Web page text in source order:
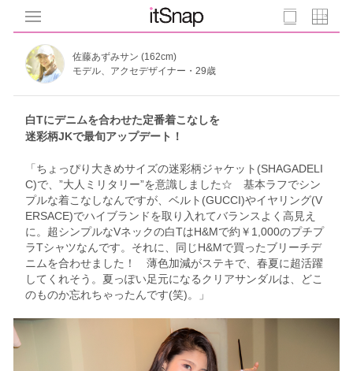
佐藤あずみサン (162cm)
モデル、アクセデザイナー・29歳
白Tにデニムを合わせた定番着こなしを
迷彩柄JKで最旬アップデート！
「ちょっぴり大きめサイズの迷彩柄ジャケット(SHAGADELI
C)で、”大人ミリタリー”を意識しました☆ 基本ラフでシン
プルな着こなしなんですが、ベルト(GUCCI)やイヤリング(V
ERSACE)でハイブランドを取り入れてバランスよく高見え
に。超シンプルなVネックの白TはH&Mで約￥1,000のプチプ
ラTシャツなんです。それに、同じH&Mで買ったブリーチデ
ニムを合わせました！ 薄色加減がステキで、春夏に超活躍
してくれそう。夏っぽい足元になるクリアサンダルは、どこ
のものか忘れちゃったんです(笑)。」